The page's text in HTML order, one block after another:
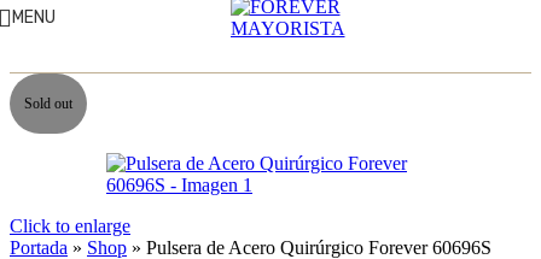
MENU
Sold out
Click to enlarge
Portada » Shop » Pulsera de Acero Quirúrgico Forever 60696S